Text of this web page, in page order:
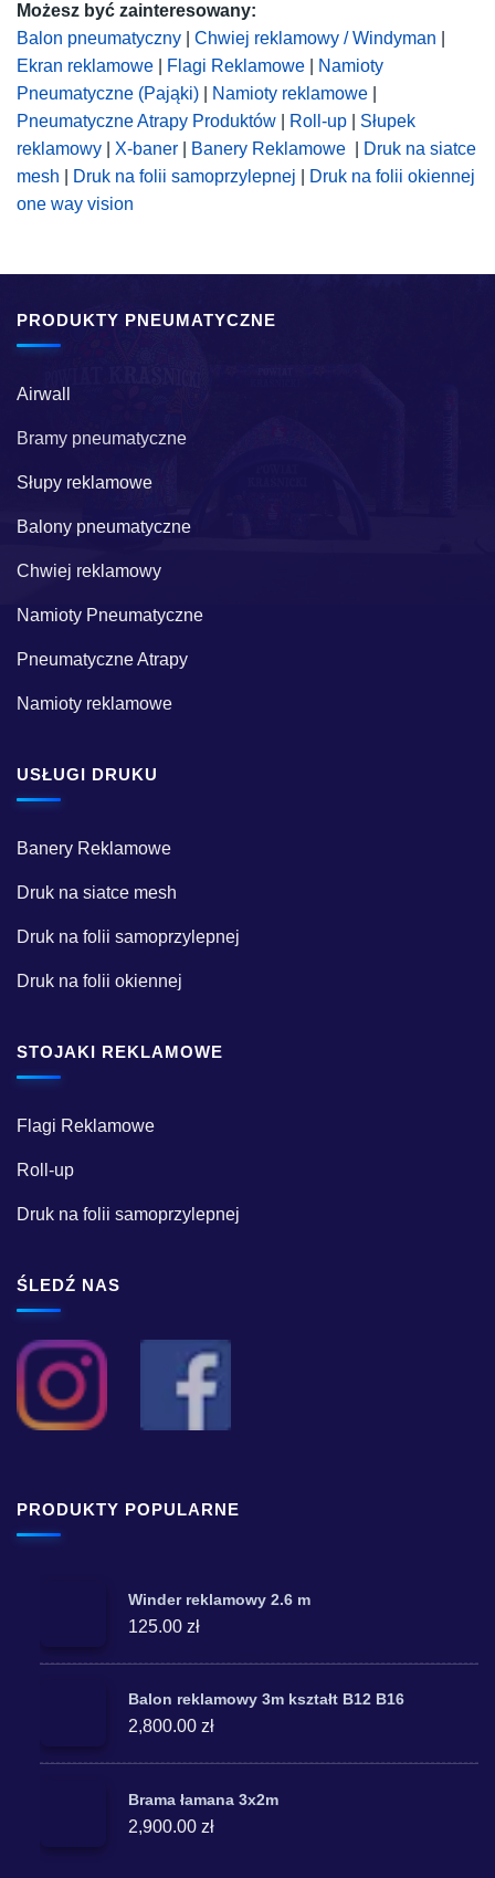
Możesz być zainteresowany:
Balon pneumatyczny
Chwiej reklamowy / Windyman
Ekran reklamowe
Flagi Reklamowe
Namioty
Pneumatyczne (Pająki)
Namioty reklamowe
Pneumatyczne Atrapy Produktów
Roll-up
Słupek
reklamowy
X-baner Banery Reklamowe
Druk na siatce
mesh
Druk na folii samoprzylepnej
Druk na folii okiennej
one way vision
PRODUKTY PNEUMATYCZNE
Airwall
Bramy pneumatyczne
Słupy reklamowe
Balony pneumatyczne
Chwiej reklamowy
Namioty Pneumatyczne
Pneumatyczne Atrapy
Namioty reklamowe
USŁUGI DRUKU
Banery Reklamowe
Druk na siatce mesh
Druk na folii samoprzylepnej
Druk na folii okiennej
STOJAKI REKLAMOWE
Flagi Reklamowe
Roll-up
Druk na folii samoprzylepnej
ŚLEDŹ NAS
PRODUKTY POPULARNE
Winder reklamowy 2.6 m
125.00 zł
Balon reklamowy 3m kształt B12 B16
2,800.00 zł
Brama łamana 3x2m
2,900.00 zł